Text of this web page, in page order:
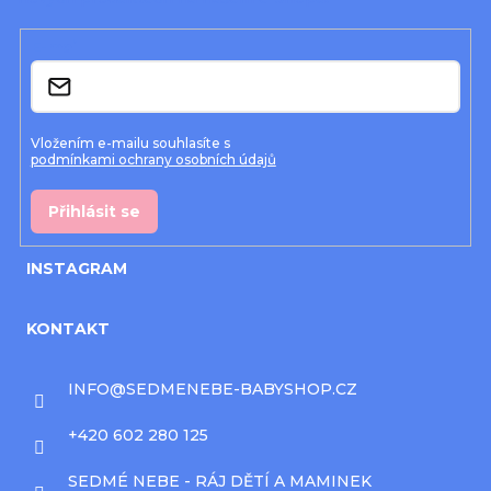
Vložením e-mailu souhlasíte s
podmínkami ochrany osobních údajů
Přihlásit se
INSTAGRAM
KONTAKT
INFO@SEDMENEBE-BABYSHOP.CZ
+420 602 280 125
SEDMÉ NEBE - RÁJ DĚTÍ A MAMINEK